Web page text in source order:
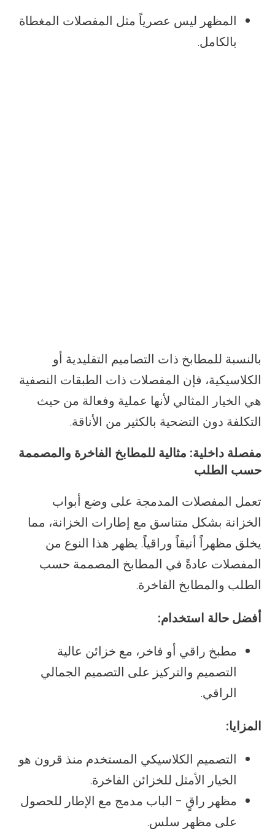
المظهر ليس عصرياً مثل المفصلات المغطاة
بالكامل.
بالنسبة للمطابخ ذات التصاميم التقليدية أو
الكلاسيكية، فإن المفصلات ذات الطبقات النصفية
هي الخيار المثالي لأنها عملية وفعالة من حيث
التكلفة دون التضحية بالكثير من الأناقة.
مفصلة داخلية: مثالية للمطابخ الفاخرة والمصممة
حسب الطلب
تعمل المفصلات المدمجة على وضع أبواب
الخزانة بشكل متناسق مع إطارات الخزانة، مما
يخلق مظهراً أنيقاً وراقياً. يظهر هذا النوع من
المفصلات عادةً في المطابخ المصممة حسب
الطلب والمطابخ الفاخرة.
أفضل حالة استخدام:
مطبخ راقي أو فاخر، مع خزائن عالية
التصميم والتركيز على التصميم الجمالي
الراقي.
المزايا:
التصميم الكلاسيكي المستخدم منذ قرون هو
الخيار الأمثل للخزائن الفاخرة.
مظهر راقٍ - الباب مدمج مع الإطار للحصول
على مظهر سلس.